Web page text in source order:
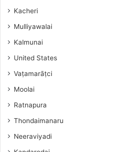
Kacheri
Mulliyawalai
Kalmunai
United States
Vaṭamarāṭci
Moolai
Ratnapura
Thondaimanaru
Neeraviyadi